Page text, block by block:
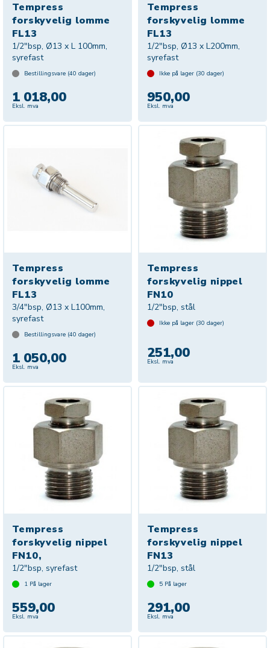
Tempress
forskyvelig lomme
FL13
1/2"bsp, Ø13 x L 100mm,
syrefast
Bestillingsvare (40 dager)
1 018,00
Eksl. mva
Tempress
forskyvelig lomme
FL13
1/2"bsp, Ø13 x L200mm,
syrefast
Ikke på lager (30 dager)
950,00
Eksl. mva
Tempress
forskyvelig lomme
FL13
3/4"bsp, Ø13 x L100mm,
syrefast
Bestillingsvare (40 dager)
1 050,00
Eksl. mva
Tempress
forskyvelig nippel
FN10
1/2"bsp, stål
Ikke på lager (30 dager)
251,00
Eksl. mva
Tempress
forskyvelig nippel
FN10,
1/2"bsp, syrefast
1 På lager
559,00
Eksl. mva
Tempress
forskyvelig nippel
FN13
1/2"bsp, stål
5 På lager
291,00
Eksl. mva